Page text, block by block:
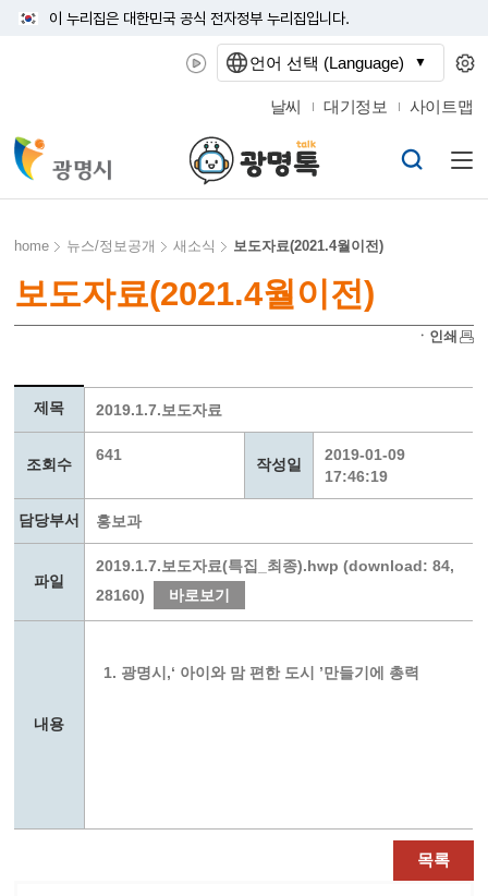
이 누리집은 대한민국 공식 전자정부 누리집입니다.
날씨 대기정보 사이트맵
home 뉴스/정보공개 새소식 보도자료(2021.4월이전)
보도자료(2021.4월이전)
ㆍ인쇄
제목 2019.1.7.보도자료
조회수
641
작성일
2019-01-09
17:46:19
담당부서 홍보과
파일
2019.1.7.보도자료(특집_최종).hwp (download: 84,
28160)
바로보기
내용
1. 광명시,‘ 아이와 맘 편한 도시 ’만들기에 총력
목록
언어 선택 (Language)